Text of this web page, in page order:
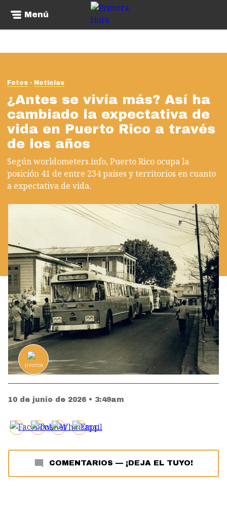
Menú
Fotos Noticias
¿Antes se vivía más? Así ha
cambiado la expectativa de
vida en Puerto Rico a través
de los años
Según worldometers.info, Puerto Rico ocupa la
posición 41 de entre 234 países y territorios en cuanto
a expectativa de vida.
17FOTOS
10 de junio de 2026 • 3:49am
COMENTARIOS — ¡DEJA EL TUYO!